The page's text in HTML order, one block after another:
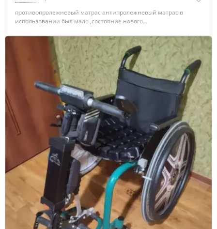
противопролежневый матрас антипролежневый матрас в
использовании был мало ,состояние нового...